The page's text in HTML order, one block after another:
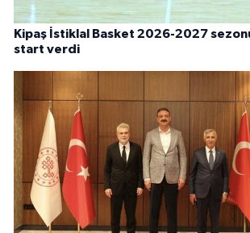
Kipaş İstiklal Basket 2026-2027 sezonu
start verdi